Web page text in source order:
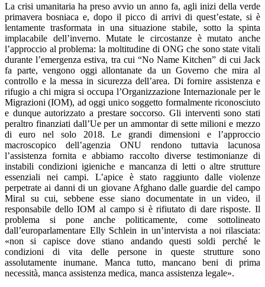
La crisi umanitaria ha preso avvio un anno fa, agli inizi della verde
primavera bosniaca e, dopo il picco di arrivi di quest’estate, si è
lentamente trasformata in una situazione stabile, sotto la spinta
implacabile dell’inverno. Mutate le circostanze è mutato anche
l’approccio al problema: la moltitudine di ONG che sono state vitali
durante l’emergenza estiva, tra cui “No Name Kitchen” di cui Jack
fa parte, vengono oggi allontanate da un Governo che mira al
controllo e la messa in sicurezza dell’area. Di fornire assistenza e
rifugio a chi migra si occupa l’Organizzazione Internazionale per le
Migrazioni (IOM), ad oggi unico soggetto formalmente riconosciuto
e dunque autorizzato a prestare soccorso. Gli interventi sono stati
peraltro finanziati dall’Ue per un ammontar di sette milioni e mezzo
di euro nel solo 2018. Le grandi dimensioni e l’approccio
macroscopico dell’agenzia ONU rendono tuttavia lacunosa
l’assistenza fornita e abbiamo raccolto diverse testimonianze di
instabili condizioni igieniche e mancanza di letti o altre strutture
essenziali nei campi. L’apice è stato raggiunto dalle violenze
perpetrate ai danni di un giovane Afghano dalle guardie del campo
Miral su cui, sebbene esse siano documentate in un video, il
responsabile dello IOM al campo si è rifiutato di dare risposte. Il
problema si pone anche politicamente, come sottolineato
dall’europarlamentare Elly Schlein in un’intervista a noi rilasciata:
«non si capisce dove stiano andando questi soldi perché le
condizioni di vita delle persone in queste strutture sono
assolutamente inumane. Manca tutto, mancano beni di prima
necessità, manca assistenza medica, manca assistenza legale».